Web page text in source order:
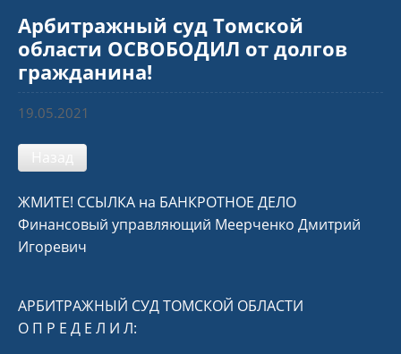
Арбитражный суд Томской
области ОСВОБОДИЛ от долгов
гражданина!
19.05.2021
Назад
ЖМИТЕ! ССЫЛКА на БАНКРОТНОЕ ДЕЛО
Финансовый управляющий Меерченко Дмитрий
Игоревич
АРБИТРАЖНЫЙ СУД ТОМСКОЙ ОБЛАСТИ
О П Р Е Д Е Л И Л: